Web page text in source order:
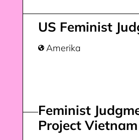
Feminist
Project Vietnam
US Feminist
 Amerika